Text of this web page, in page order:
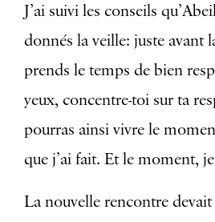
J’ai suivi les conseils
donnés la veille: juste avant
prends le temps de bien
yeux, concentre-toi sur ta
pourras ainsi vivre le
que j’ai fait. Et le moment,
La nouvelle rencontre